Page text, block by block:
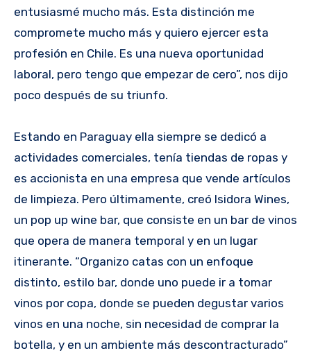
entusiasmé mucho más. Esta distinción me
compromete mucho más y quiero ejercer esta
profesión en Chile. Es una nueva oportunidad
laboral, pero tengo que empezar de cero”, nos dijo
poco después de su triunfo.
Estando en Paraguay ella siempre se dedicó a
actividades comerciales, tenía tiendas de ropas y
es accionista en una empresa que vende artículos
de limpieza. Pero últimamente, creó Isidora Wines,
un pop up wine bar, que consiste en un bar de vinos
que opera de manera temporal y en un lugar
itinerante. “Organizo catas con un enfoque
distinto, estilo bar, donde uno puede ir a tomar
vinos por copa, donde se pueden degustar varios
vinos en una noche, sin necesidad de comprar la
botella, y en un ambiente más descontracturado”